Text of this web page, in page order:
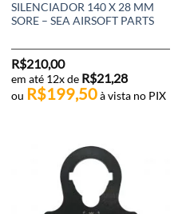
SILENCIADOR 140 X 28 MM
SORE – SEA AIRSOFT PARTS
R$210,00
em até 12x de R$21,28
ou R$199,50 à vista no PIX